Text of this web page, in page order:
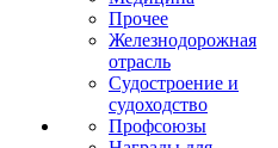
Прочее
Железнодорожная
отрасль
Судостроение и
судоходство
Профсоюзы